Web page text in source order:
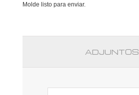
Molde listo para enviar.
ADJUNTOS